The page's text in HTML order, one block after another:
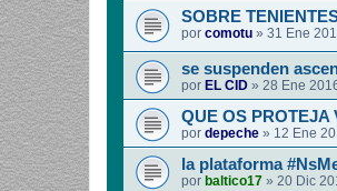
SOBRE
por comotu » 31 Ene
se suspenden
por EL CID » 28 Ene
QUE OS PROTEJA
por depeche » 12 Ene
la plataforma
por baltico17 » 20 Dic